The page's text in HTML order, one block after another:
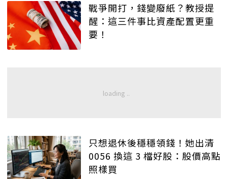
戰爭開打，錢變廢紙？教授提
醒：這三件事比資產配置更重
要！
只想退休後穩穩領錢！她出清
0056 換這 3 檔好股：股價高點
照樣買